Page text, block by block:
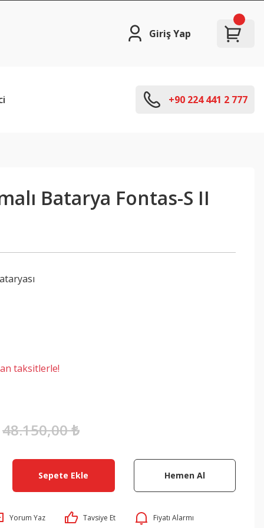
Giriş Yap
+90 224 441 2 777
Batarya Fontas-S II
taksitlerle!
48.150,00 ₺
Sepete Ekle Hemen Al
Yorum Yaz Tavsiye Et Fiyatı Alarmı